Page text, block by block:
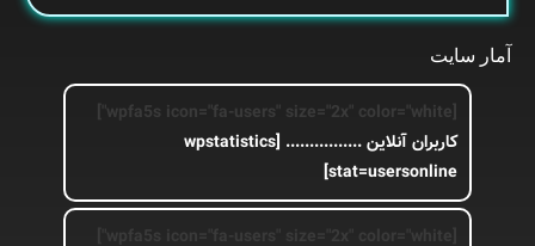
آمار سایت
کاربران آنلاین ................ [wpstatistics
stat=usersonline]